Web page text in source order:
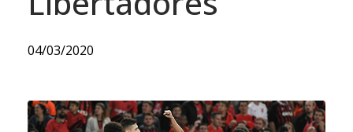
04/03/2020